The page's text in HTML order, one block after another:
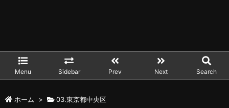
Menu Sidebar Prev Next Search
ホーム > 03.東京都中央区